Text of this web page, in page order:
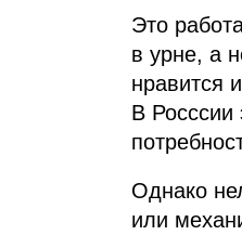
Это
в урне, а
нравится
В Росссии
Однако
или